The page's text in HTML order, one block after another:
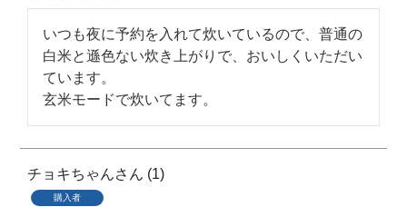
いつも夜に予約を入れて炊いているので、普通の
白米と遜色ない炊き上がりで、おいしくいただい
ています。
玄米モードで炊いてます。
チョキちゃん 1
購入者